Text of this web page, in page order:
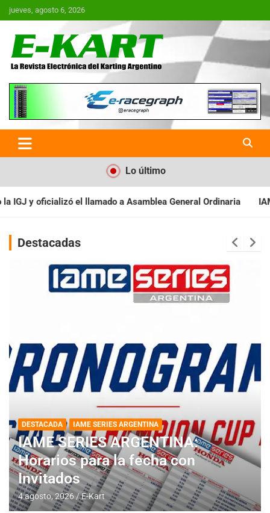
Saltar
al
jueves, agosto 6, 2026
E-Kart.com.ar | La Revista
Electrónica del Karting en
Argentina
Lo último
General Ordinaria IAME SERIES ARGENTINA:
Destacadas
DESTACADA IAME SERIES ARGENTINA
IAME SERIES ARGENTINA:
Horarios para la fecha con
Invitados
4 agosto, 2026 E-Kart